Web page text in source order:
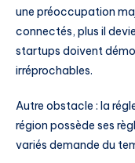
une préoccupation
connectés, plus il
startups doivent
irréprochables.
Autre obstacle : la
région possède ses
variés demande du